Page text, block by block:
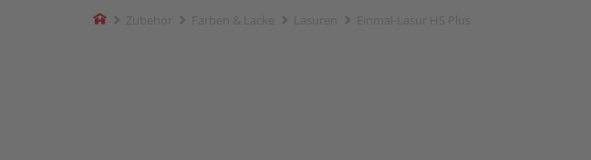
Home